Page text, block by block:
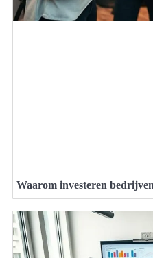
Waarom investeren